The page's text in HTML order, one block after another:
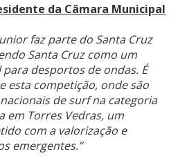
da Câmara Municipal
faz parte do Santa Cruz
Santa Cruz como um
desportos de ondas. É
esta competição, onde são
de surf na categoria
em Torres Vedras, um
com a valorização e
emergentes.”